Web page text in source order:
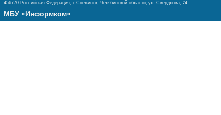
456770 Российская Федерация, г. Снежинск, Челябинской области, ул. Свердлова, 24
МБУ «Информком»